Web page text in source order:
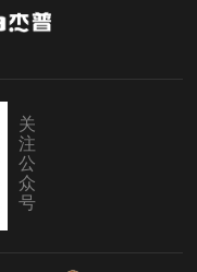
关
注
公
众
号